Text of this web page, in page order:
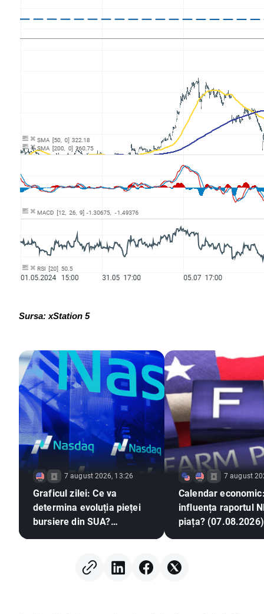
Sursa: xStation 5
7 august 2026, 13:26
Graficul zilei: Ce va
determina evoluția pieței
bursiere din SUA?
7 august
Calendar
influența raportul
piața? (07.08.2026)